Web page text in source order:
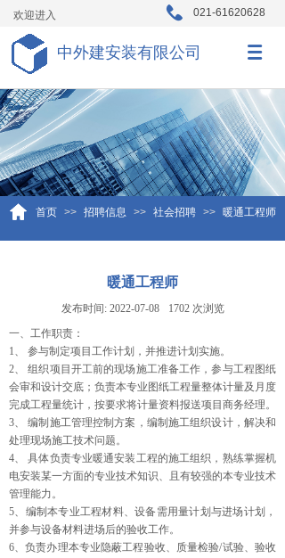
中外建安装有限公司
欢迎进入 021-61620628
首页 >> 招聘信息 >> 社会招聘 >> 暖通工程师
暖通工程师
发布时间: 2022-07-08 1702 次浏览
一、工作职责：
1、 参与制定项目工作计划，并推进计划实施。
2、 组织项目开工前的现场施工准备工作，参与工程图纸
会审和设计交底；负责本专业图纸工程量整体计量及月度
完成工程量统计，按要求将计量资料报送项目商务经理。
3、 编制施工管理控制方案，编制施工组织设计，解决和
处理现场施工技术问题。
4、 具体负责专业暖通安装工程的施工组织，熟练掌握机
电安装某一方面的专业技术知识、且有较强的本专业技术
管理能力。
5、编制本专业工程材料、设备需用量计划与进场计划，
并参与设备材料进场后的验收工作。
6、负责办理本专业隐蔽工程验收、质量检验/试验、验收